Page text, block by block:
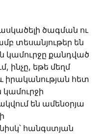
ծագման ու
տեսանյութեր են
կամուրջը քանդված
ինչը, եթե մեղմ
իրականության հետ
կամուրջի
են ամենօրյա
հանգստյան